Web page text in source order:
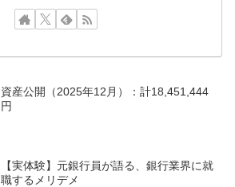
資産公開（2025年12月）：計18,451,444
円
【実体験】元銀行員が語る、銀行業界に就
職するメリデメ